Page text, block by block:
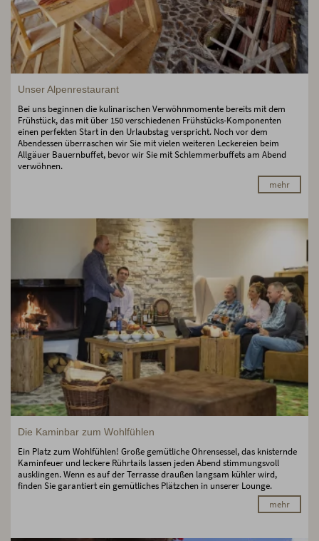
Unser Alpenrestaurant
Bei uns beginnen die kulinarischen Verwöhnmomente bereits mit dem
Frühstück, das mit über 150 verschiedenen Frühstücks-Komponenten
einen perfekten Start in den Urlaubstag verspricht. Noch vor dem
Abendessen überraschen wir Sie mit vielen weiteren Leckereien beim
Allgäuer Bauernbuffet, bevor wir Sie mit Schlemmerbuffets am Abend
verwöhnen.
mehr
Die Kaminbar zum Wohlfühlen
Ein Platz zum Wohlfühlen! Große gemütliche Ohrensessel, das knisternde
Kaminfeuer und leckere Rührtails lassen jeden Abend stimmungsvoll
ausklingen. Wenn es auf der Terrasse draußen langsam kühler wird,
finden Sie garantiert ein gemütliches Plätzchen in unserer Lounge.
mehr